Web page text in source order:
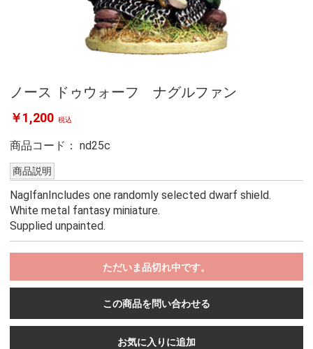
ノース ドゥウォーフ ナグルファン
￥1,200 税込
商品コード： nd25c
商品説明
NaglfanIncludes one randomly selected dwarf shield.
White metal fantasy miniature.
Supplied unpainted.
ただいま品切れ中です。
この商品を問い合わせる
お気に入りに追加